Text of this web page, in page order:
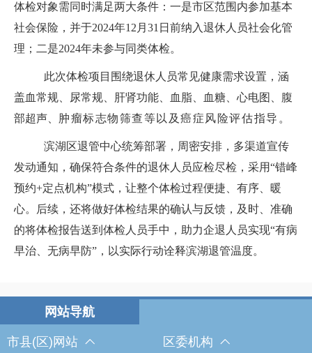
体检对象需同时满足两大条件：一是市区范围内参加基本
社会保险，并于2024年12月31日前纳入退休人员社会化管
理；二是2024年未参与同类体检。
此次体检项目围绕退休人员常见健康需求设置，涵
盖血常规、尿常规、肝肾功能、血脂、血糖、心电图、腹
部超声
肿瘤标志物筛查等以及癌症风险评估指导 。
滨湖区退管中心统筹部署， 周密安排，多渠道宣传
发动通知，确保符合条件的退休人员应检尽检， 采用“错峰
预约+定点机构”模式， 让整个体检过程便捷、有序、暖
心。
后续， 还将做好体检结果的确认与反馈，及时、准确
的将体检报告送到体检人员手中， 助力企退人员实现“有病
早治、无病早防” ， 以实际行动诠释滨湖退管温度。
市县(区)网站 区委机构